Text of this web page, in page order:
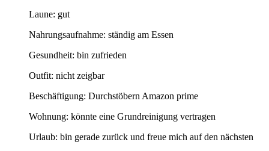
Laune: gut
Nahrungsaufnahme: ständig am Essen
Gesundheit: bin zufrieden
Outfit: nicht zeigbar
Beschäftigung: Durchstöbern Amazon prime
Wohnung: könnte eine Grundreinigung vertragen
Urlaub: bin gerade zurück und freue mich auf den nächsten